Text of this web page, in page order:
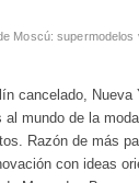
Moscú:
cancelado,
mundo de la
Razón de más
con ideas